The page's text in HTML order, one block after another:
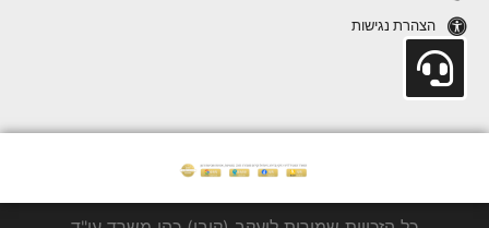
הצהרת נגישות